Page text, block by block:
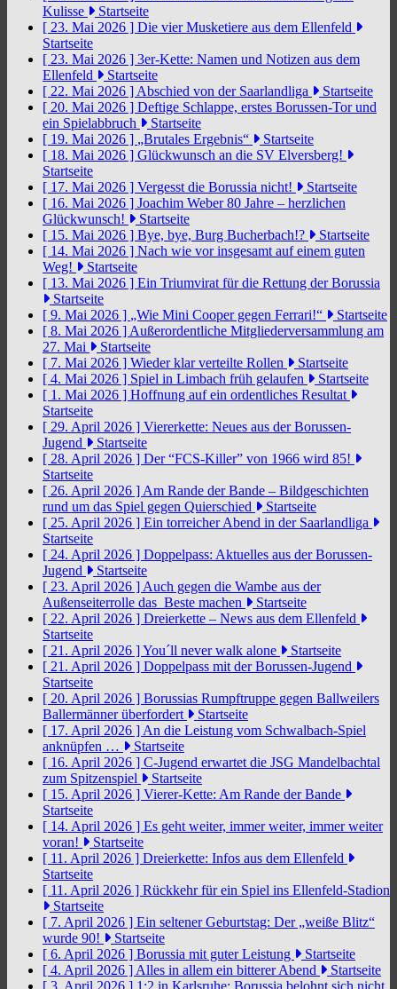
Kulisse
Startseite
[ 23. Mai 2026 ] Die vier Musketiere aus dem Ellenfeld
Startseite
[ 23. Mai 2026 ] 3er-Kette: Namen und Notizen aus dem
Ellenfeld
Startseite
[ 22. Mai 2026 ] Abschied von der Saarlandliga
Startseite
[ 20. Mai 2026 ] Deftige Schlappe, erstes Borussen-Tor und
ein Spielabbruch
Startseite
[ 19. Mai 2026 ] „Brutales Ergebnis“
Startseite
[ 18. Mai 2026 ] Glückwunsch an die SV Elversberg!
Startseite
[ 17. Mai 2026 ] Vergesst die Borussia nicht!
Startseite
[ 16. Mai 2026 ] Joachim Weber 80 Jahre – herzlichen
Glückwunsch!
Startseite
[ 15. Mai 2026 ] Bye, bye, Burg Bucherbach!?
Startseite
[ 14. Mai 2026 ] Nach wie vor insgesamt auf einem guten
Weg!
Startseite
[ 13. Mai 2026 ] Ein Triumvirat für die Rettung der Borussia
Startseite
[ 9. Mai 2026 ] „Wie Mini Cooper gegen Ferrari!“
Startseite
[ 8. Mai 2026 ] Außerordentliche Mitgliederversammlung am
27. Mai
Startseite
[ 7. Mai 2026 ] Wieder klar verteilte Rollen
Startseite
[ 4. Mai 2026 ] Spiel in Limbach früh gelaufen
Startseite
[ 1. Mai 2026 ] Hoffnung auf ein ordentliches Resultat
Startseite
[ 29. April 2026 ] Viererkette: Neues aus der Borussen-
Jugend
Startseite
[ 28. April 2026 ] Der “FCS-Killer” von 1966 wird 85!
Startseite
[ 26. April 2026 ] Am Rande der Bande – Bildgeschichten
rund um das Spiel gegen Quierschied
Startseite
[ 25. April 2026 ] Ein torreicher Abend in der Saarlandliga
Startseite
[ 24. April 2026 ] Doppelpass: Aktuelles aus der Borussen-
Jugend
Startseite
[ 23. April 2026 ] Auch gegen die Wambe aus der
Außenseiterrolle das Beste machen
Startseite
[ 22. April 2026 ] Dreierkette – News aus dem Ellenfeld
Startseite
[ 21. April 2026 ]You´ll never walk alone
Startseite
[ 21. April 2026 ] Doppelpass mit der Borussen-Jugend
Startseite
[ 20. April 2026 ] Borussias Rumpftruppe gegen Ballweilers
Ballermänner überfordert
Startseite
[ 17. April 2026 ] An die Leistung vom Schwalbach-Spiel
anknüpfen …
Startseite
[ 16. April 2026 ] C-Jugend erwartet die JSG Mandelbachtal
zum Spitzenspiel
Startseite
[ 15. April 2026 ] Vierer-Kette: Am Rande der Bande
Startseite
[ 14. April 2026 ] Es geht weiter, immer weiter, immer weiter
voran!
Startseite
[ 11. April 2026 ] Dreierkette: Infos aus dem Ellenfeld
Startseite
[ 11. April 2026 ] Rückkehr für ein Spiel ins Ellenfeld-Stadion
Startseite
[ 7. April 2026 ] Ein seltener Geburtstag: Der „weiße Blitz“
wurde 90!
Startseite
[ 6. April 2026 ] Borussia mit guter Leistung
Startseite
[ 4. April 2026 ] Alles in allem ein bitterer Abend
Startseite
[ 3. April 2026 ] 1:2 in Karlsruhe: Borussia belohnt sich nicht